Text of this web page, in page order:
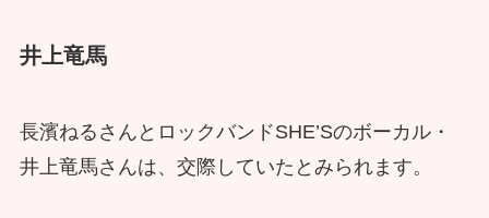
井上竜馬
長濱ねるさんとロックバンドSHE’Sのボーカル・
井上竜馬さんは、交際していたとみられます。